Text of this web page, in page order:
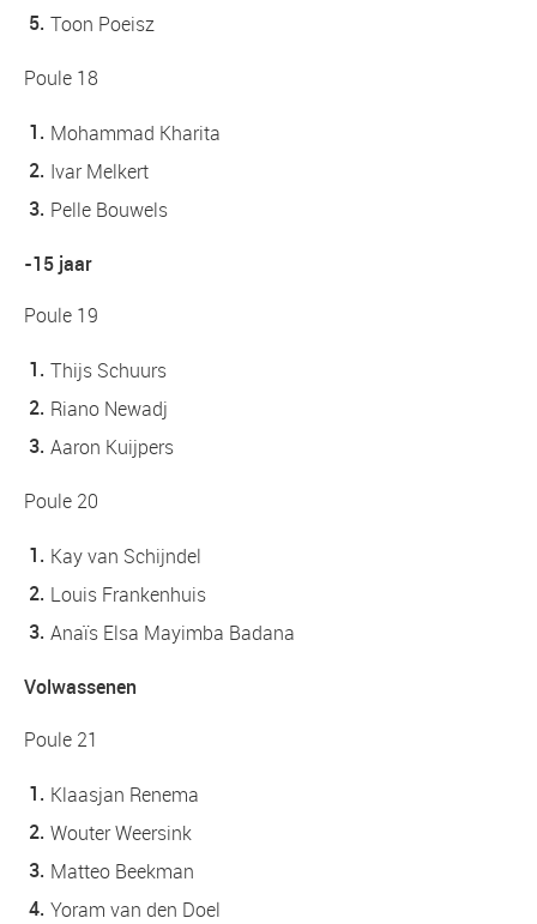
Toon Poeisz
Poule 18
Mohammad Kharita
Ivar Melkert
Pelle Bouwels
-15 jaar
Poule 19
Thijs Schuurs
Riano Newadj
Aaron Kuijpers
Poule 20
Kay van Schijndel
Louis Frankenhuis
Anaïs Elsa Mayimba Badana
Volwassenen
Poule 21
Klaasjan Renema
Wouter Weersink
Matteo Beekman
Yoram van den Doel